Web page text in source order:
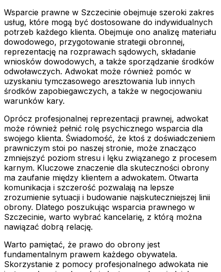
Wsparcie prawne w Szczecinie obejmuje szeroki zakres
usług, które mogą być dostosowane do indywidualnych
potrzeb każdego klienta. Obejmuje ono analizę materiału
dowodowego, przygotowanie strategii obronnej,
reprezentację na rozprawach sądowych, składanie
wniosków dowodowych, a także sporządzanie środków
odwoławczych. Adwokat może również pomóc w
uzyskaniu tymczasowego aresztowania lub innych
środków zapobiegawczych, a także w negocjowaniu
warunków kary.
Oprócz profesjonalnej reprezentacji prawnej, adwokat
może również pełnić rolę psychicznego wsparcia dla
swojego klienta. Świadomość, że ktoś z doświadczeniem
prawniczym stoi po naszej stronie, może znacząco
zmniejszyć poziom stresu i lęku związanego z procesem
karnym. Kluczowe znaczenie dla skuteczności obrony
ma zaufanie między klientem a adwokatem. Otwarta
komunikacja i szczerość pozwalają na lepsze
zrozumienie sytuacji i budowanie najskuteczniejszej linii
obrony. Dlatego poszukując wsparcia prawnego w
Szczecinie, warto wybrać kancelarię, z którą można
nawiązać dobrą relację.
Warto pamiętać, że prawo do obrony jest
fundamentalnym prawem każdego obywatela.
Skorzystanie z pomocy profesjonalnego adwokata nie